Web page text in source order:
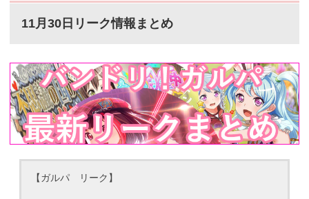
11月30日リーク情報まとめ
【ガルパ リーク】